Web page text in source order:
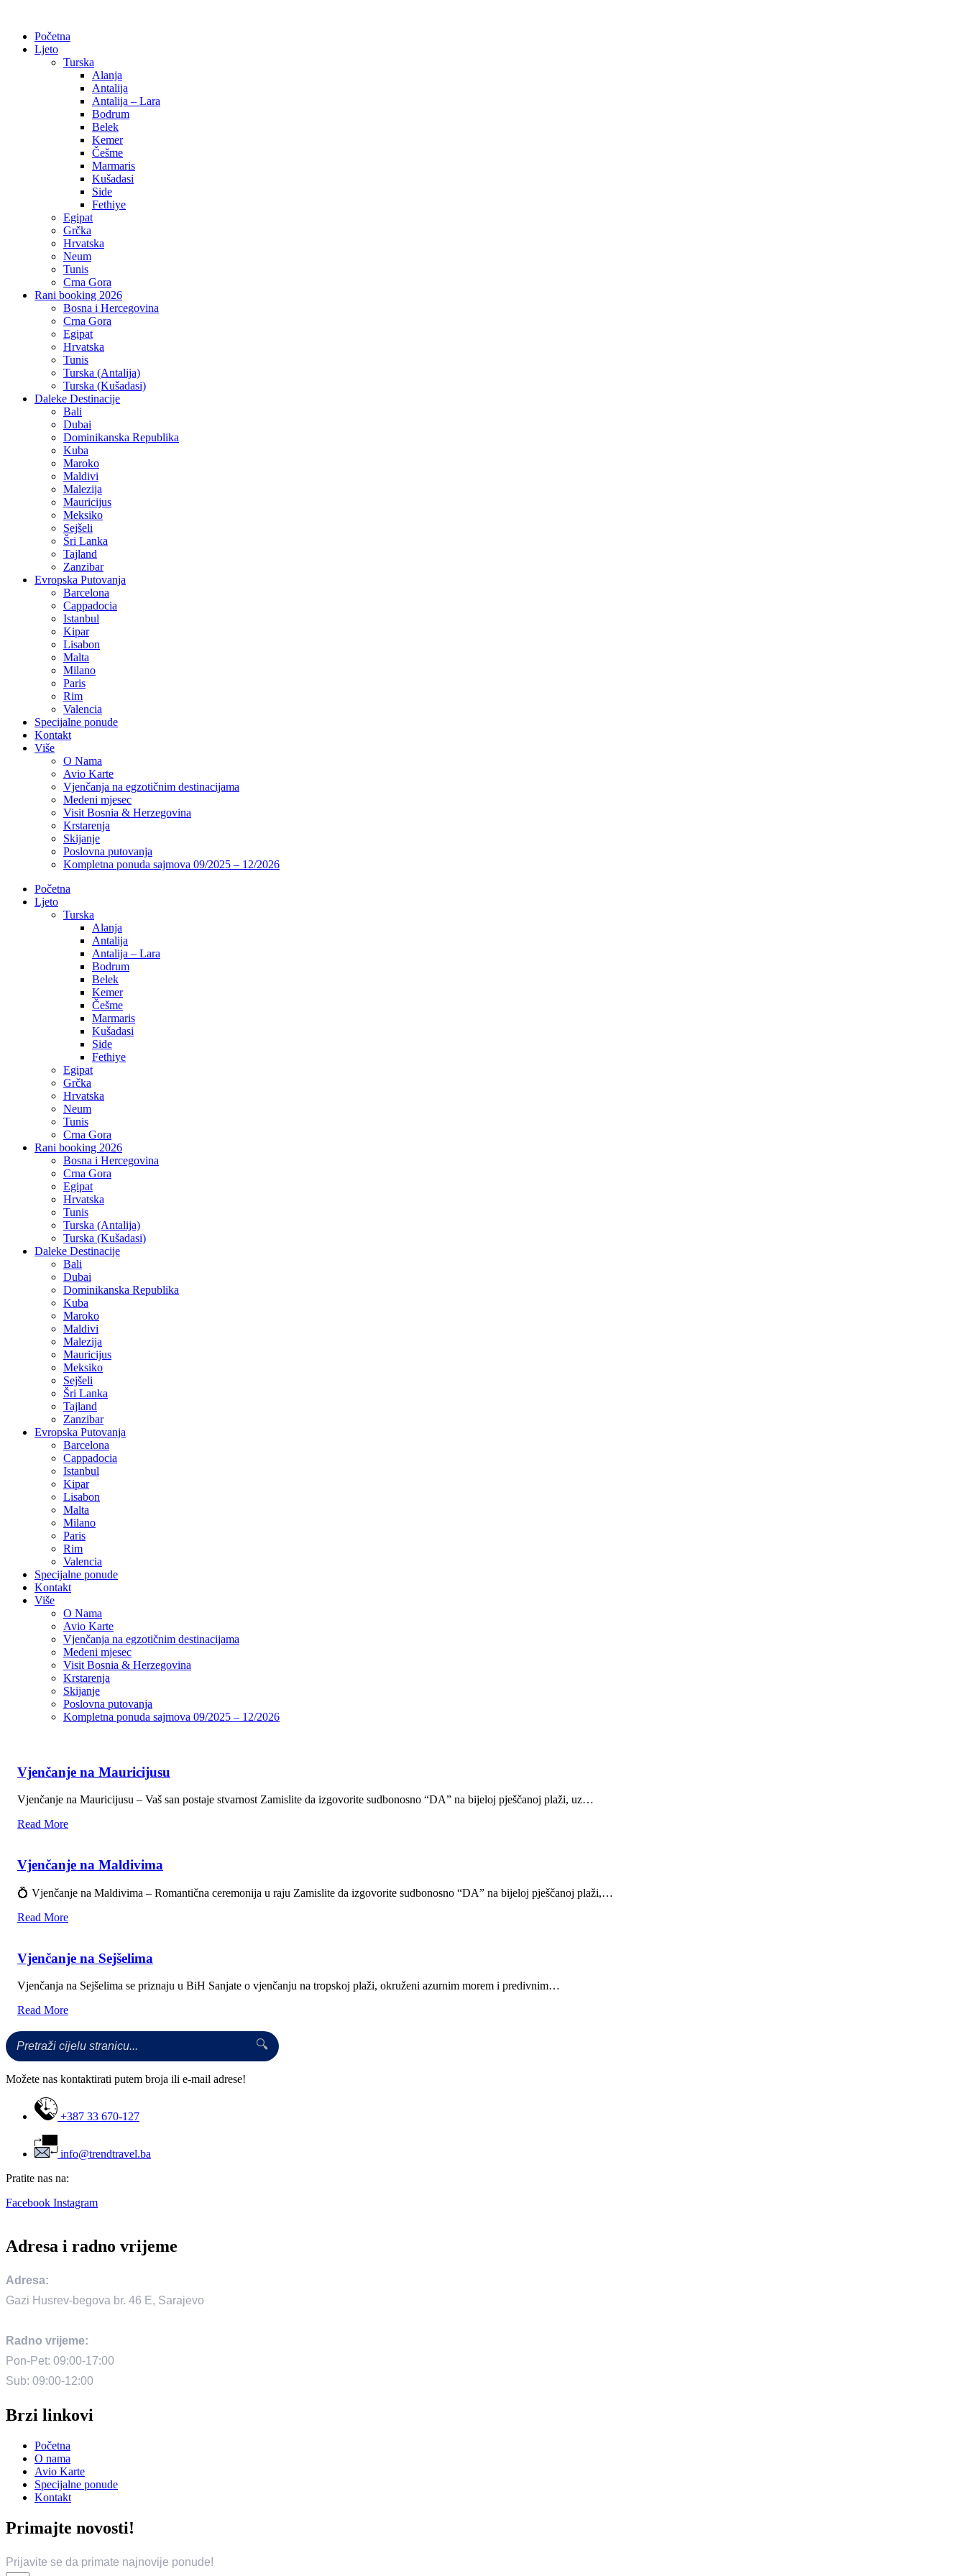
Početna
Ljeto
Turska
Alanja
Antalija
Antalija – Lara
Bodrum
Belek
Kemer
Češme
Marmaris
Kušadasi
Side
Fethiye
Egipat
Grčka
Hrvatska
Neum
Tunis
Crna Gora
Rani booking 2026
Bosna i Hercegovina
Crna Gora
Egipat
Hrvatska
Tunis
Turska (Antalija)
Turska (Kušadasi)
Daleke Destinacije
Bali
Dubai
Dominikanska Republika
Kuba
Maroko
Maldivi
Malezija
Mauricijus
Meksiko
Sejšeli
Šri Lanka
Tajland
Zanzibar
Evropska Putovanja
Barcelona
Cappadocia
Istanbul
Kipar
Lisabon
Malta
Milano
Paris
Rim
Valencia
Specijalne ponude
Kontakt
Više
O Nama
Avio Karte
Vjenčanja na egzotičnim destinacijama
Medeni mjesec
Visit Bosnia & Herzegovina
Krstarenja
Skijanje
Poslovna putovanja
Kompletna ponuda sajmova 09/2025 – 12/2026
Početna
Ljeto
Turska
Alanja
Antalija
Antalija – Lara
Bodrum
Belek
Kemer
Češme
Marmaris
Kušadasi
Side
Fethiye
Egipat
Grčka
Hrvatska
Neum
Tunis
Crna Gora
Rani booking 2026
Bosna i Hercegovina
Crna Gora
Egipat
Hrvatska
Tunis
Turska (Antalija)
Turska (Kušadasi)
Daleke Destinacije
Bali
Dubai
Dominikanska Republika
Kuba
Maroko
Maldivi
Malezija
Mauricijus
Meksiko
Sejšeli
Šri Lanka
Tajland
Zanzibar
Evropska Putovanja
Barcelona
Cappadocia
Istanbul
Kipar
Lisabon
Malta
Milano
Paris
Rim
Valencia
Specijalne ponude
Kontakt
Više
O Nama
Avio Karte
Vjenčanja na egzotičnim destinacijama
Medeni mjesec
Visit Bosnia & Herzegovina
Krstarenja
Skijanje
Poslovna putovanja
Kompletna ponuda sajmova 09/2025 – 12/2026
Vjenčanje na Mauricijusu
Vjenčanje na Mauricijusu – Vaš san postaje stvarnost Zamislite da izgovorite sudbonosno “DA” na bijeloj pješčanoj plaži, uz…
Read More
Vjenčanje na Maldivima
💍 Vjenčanje na Maldivima – Romantična ceremonija u raju Zamislite da izgovorite sudbonosno “DA” na bijeloj pješčanoj plaži,…
Read More
Vjenčanje na Sejšelima
Vjenčanja na Sejšelima se priznaju u BiH Sanjate o vjenčanju na tropskoj plaži, okruženi azurnim morem i predivnim…
Read More
🔍
Možete nas kontaktirati putem broja ili e-mail adrese!
+387 33 670-127
info@trendtravel.ba
Pratite nas na:
Facebook Instagram
Adresa i radno vrijeme
Adresa:
Gazi Husrev-begova br. 46 E, Sarajevo
Radno vrijeme:
Pon-Pet: 09:00-17:00
Sub: 09:00-12:00
Brzi linkovi
Početna
O nama
Avio Karte
Specijalne ponude
Kontakt
Primajte novosti!
Prijavite se da primate najnovije ponude!